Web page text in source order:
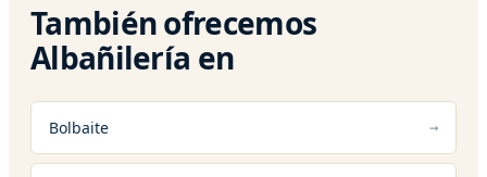
También ofrecemos
Albañilería en
Bolbaite